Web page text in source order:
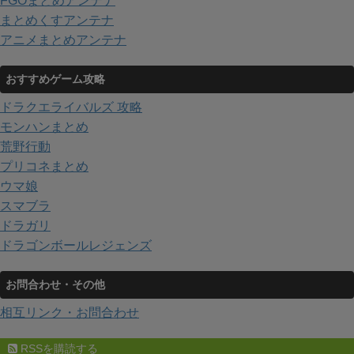
まとめくすアンテナ
アニメまとめアンテナ
おすすめゲーム攻略
ドラクエライバルズ 攻略
モンハンまとめ
荒野行動
プリコネまとめ
ウマ娘
スマブラ
ドラガリ
ドラゴンボールレジェンズ
お問合わせ・その他
相互リンク・お問合わせ
RSSを購読する